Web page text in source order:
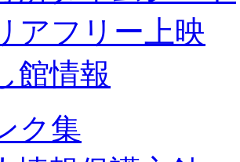
アフリー上映
館情報
ク集